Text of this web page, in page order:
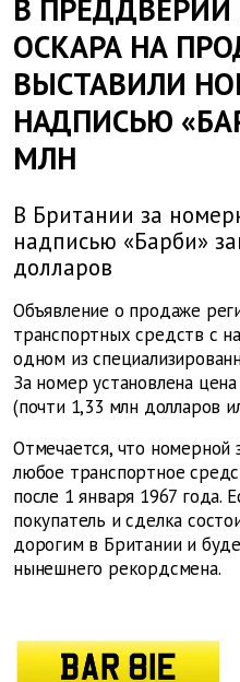
В
ОСКАРА НА
ВЫСТАВИЛИ
НАДПИСЬЮ
МЛН
В Британии за
надписью «Барби»
долларов
Объявление о продаже
транспортных средств с
одном из
За номер установлена
(почти 1,33 млн долларов
Отмечается, что номерной
любое транспортное
после 1 января 1967 года.
покупатель и сделка
дорогим в Британии и
нынешнего рекордсмена.